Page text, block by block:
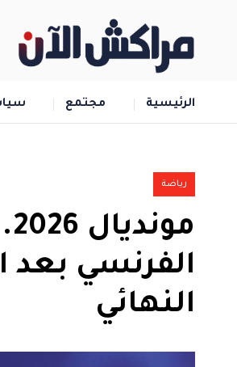
الرئيسية مجتمع
رياضة
الفرنسي بعد
النهائي